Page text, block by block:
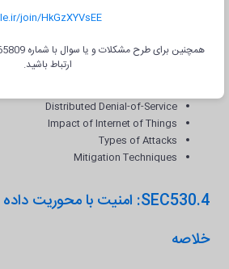
TOTP: Open Authentication
SSH VPNs
Distributed Denial-of-Service
Impact of Internet of Things
Types of Attacks
Mitigation Techniques
SEC530.4: امنیت با محوریت داده
خلاصه
join/HkGzXYVsEE
ارتباط باشید.